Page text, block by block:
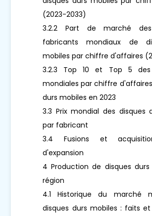
(2023-2033)
3.2.2 Part de marché des
fabricants mondiaux de
mobiles par chiffre d'affaires
3.2.3 Top 10 et Top 5 des
mondiales par chiffre
durs mobiles en 2023
3.3 Prix mondial des disques
par fabricant
3.4 Fusions et
d'expansion
4 Production de disques
région
4.1 Historique du marché
disques durs mobiles : faits